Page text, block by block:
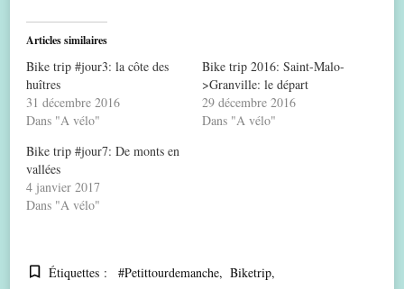
Articles similaires
Bike trip #jour3: la côte des
huîtres
31 décembre 2016
Dans "A vélo"
Bike trip 2016: Saint-Malo-
>Granville: le départ
29 décembre 2016
Dans "A vélo"
Bike trip #jour7: De monts en
vallées
4 janvier 2017
Dans "A vélo"
Étiquettes : #petittourdemanche
Biketrip